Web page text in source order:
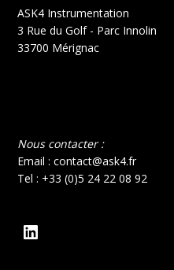
ASK4 Instrumentation
3 Rue du Golf - Parc Innolin
33700 Mérignac
Nous contacter :
Email : contact@ask4.fr
Tel : +33 (0)5 24 22 08 92
LinkedIn